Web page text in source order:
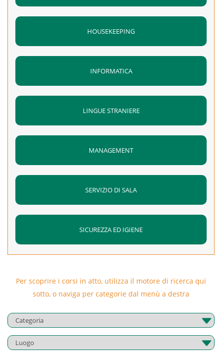
HOUSEKEEPING
INFORMATICA
LINGUE STRANIERE
MANAGEMENT
SERVIZIO DI SALA
SICUREZZA ED IGIENE
Per scoprire i corsi in atto, utilizza il motore di ricerca qui
sotto, o naviga per categorie dal menù a destra